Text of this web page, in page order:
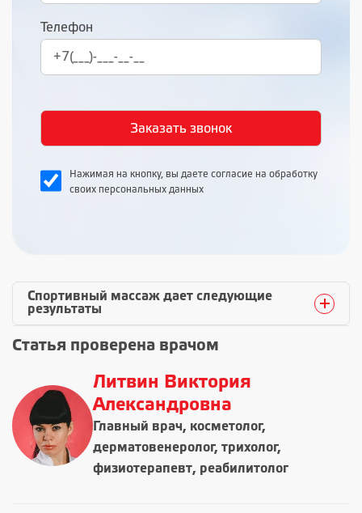
Телефон
Нажимая на кнопку, вы даете согласие на обработку
своих персональных данных
Спортивный массаж дает следующие
результаты
Статья проверена врачом
Литвин Виктория
Александровна
Главный врач, косметолог,
дерматовенеролог, трихолог,
физиотерапевт, реабилитолог